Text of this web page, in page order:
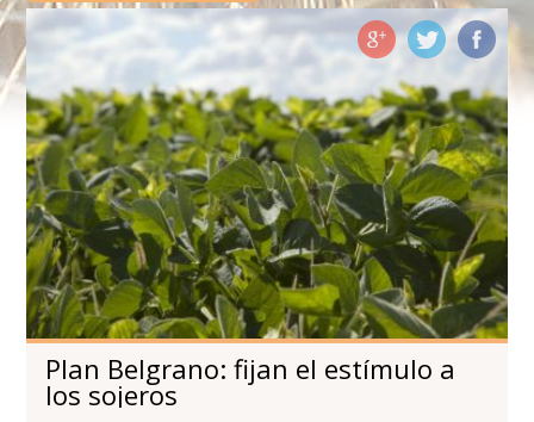
Plan Belgrano: fijan el estímulo a
los sojeros